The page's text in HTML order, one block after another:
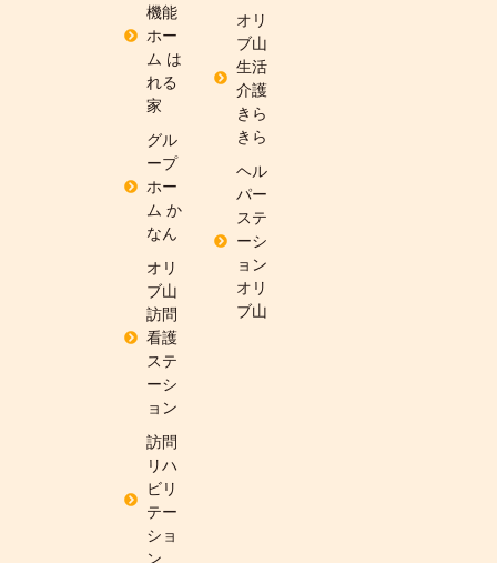
機能
ホー
ム は
れる
家
グル
ープ
ホー
ム か
なん
オリ
ブ山
訪問
看護
ステ
ーシ
ョン
訪問
リハ
ビリ
テー
ショ
ン
オリ
ブ山
生活
介護
きら
きら
ヘル
パー
ステ
ーシ
ョン
オリ
ブ山